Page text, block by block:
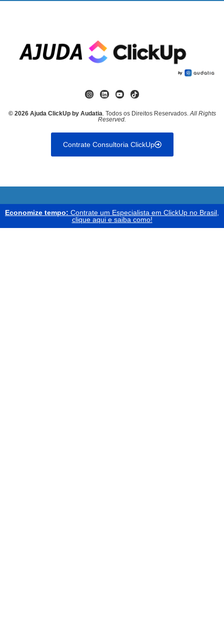
© 2026 Ajuda ClickUp by Audatia. Todos os Direitos Reservados.All Rights
Reserved.
Contrate Consultoria ClickUp
Economize tempo: Contrate um Especialista em ClickUp no Brasil,
clique aqui e saiba como!